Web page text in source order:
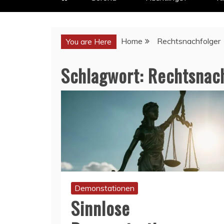
You are Here Home Rechtsnachfolger
Schlagwort:
Demonstationen
Sinnlose